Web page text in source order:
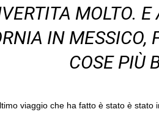
MOLTO.
IN MESSICO,
COSE PIÙ
viaggio che ha fatto è stato è stato